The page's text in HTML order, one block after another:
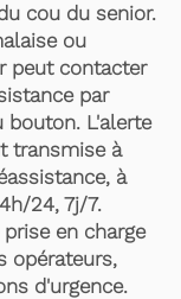
cou du senior.
ou
peut contacter
par
bouton. L'alerte
transmise à
à
24, 7j/7.
prise en charge
opérateurs,
d'urgence.